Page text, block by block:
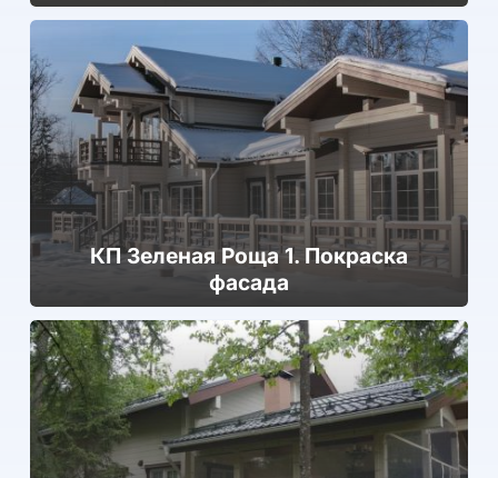
КП Зеленая Роща 1. Покраска
фасада